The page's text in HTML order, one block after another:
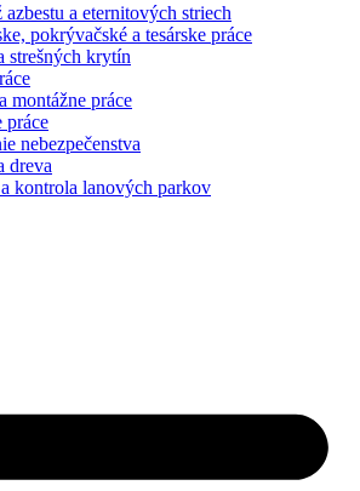
azbestu a eternitových striech
pokrývačské a tesárske práce
strešných krytín
montážne práce
práce
nebezpečenstva
dreva
kontrola lanových parkov